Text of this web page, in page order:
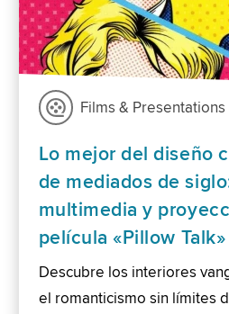
Films & Presentations
Lo mejor del diseño
de mediados de
multimedia y
película «Pillow Talk»
Descubre los interiores
el romanticismo sin límites